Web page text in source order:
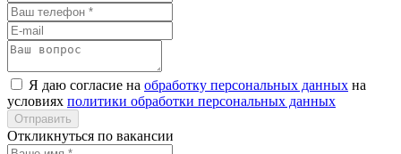
Я даю согласие на обработку персональных данных на
условиях политики обработки персональных данных
Откликнуться по вакансии